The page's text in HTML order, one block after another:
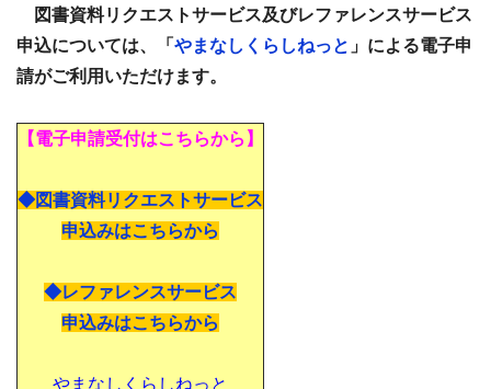
図書資料リクエストサービス及びレファレンスサービス
申込については、「 やまなしくらしねっと 」による電子申
請がご利用いただけます。
【電子申請受付はこちらから】
◆図書資料リクエストサービス
申込みはこちらから
◆レファレンスサービス
申込みはこちらから
やまなしくらしねっと